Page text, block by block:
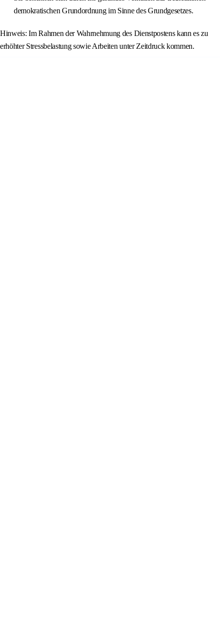
demokratischen Grundordnung im Sinne des Grundgesetzes.
Hinweis: Im Rahmen der Wahrnehmung des Dienstpostens kann es zu
erhöhter Stressbelastung sowie Arbeiten unter Zeitdruck kommen.